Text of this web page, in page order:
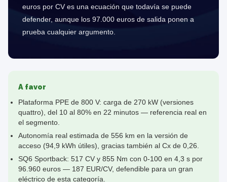
euros por CV es una ecuación que todavía se puede
defender, aunque los 97.000 euros de salida ponen a
prueba cualquier argumento.
A favor
Plataforma PPE de 800 V: carga de 270 kW (versiones
quattro), del 10 al 80% en 22 minutos — referencia real en
el segmento.
Autonomía real estimada de 556 km en la versión de
acceso (94,9 kWh útiles), gracias también al Cx de 0,26.
SQ6 Sportback: 517 CV y 855 Nm con 0-100 en 4,3 s por
96.960 euros — 187 EUR/CV, defendible para un gran
eléctrico de esta categoría.